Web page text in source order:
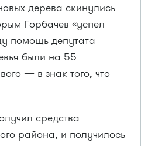
дерева скинулись
Горбачев «успел
помощь депутата
были на 55
— в знак того, что
средства
района, и получилось